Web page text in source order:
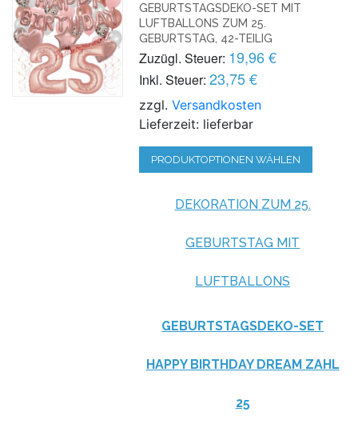
GEBURTSTAGSDEKO-SET MIT
LUFTBALLONS ZUM 25.
GEBURTSTAG, 42-TEILIG
Zuzügl. Steuer: 19,96 €
Inkl. Steuer: 23,75 €
zzgl.Versandkosten
Lieferzeit: lieferbar
PRODUKTOPTIONEN WÄHLEN
DEKORATION ZUM 25.
GEBURTSTAG MIT
LUFTBALLONS
GEBURTSTAGSDEKO-SET
HAPPY BIRTHDAY DREAM ZAHL
25